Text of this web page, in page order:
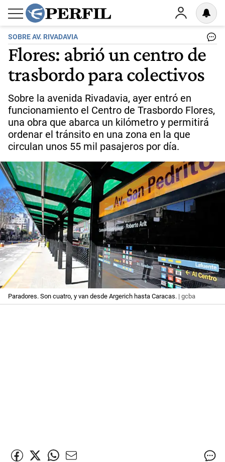
SOBRE AV. RIVADAVIA
Flores: abrió un centro de
trasbordo para colectivos
Sobre la avenida Rivadavia, ayer entró en
funcionamiento el Centro de Trasbordo Flores,
una obra que abarca un kilómetro y permitirá
ordenar el tránsito en una zona en la que
circulan unos 55 mil pasajeros por día.
Paradores. Son cuatro, y van desde Argerich hasta Caracas. | gcba